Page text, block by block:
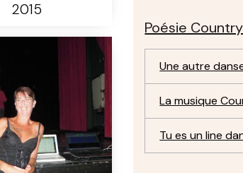
2015
Poésie Country
Une autre
La musique
Tu es un line